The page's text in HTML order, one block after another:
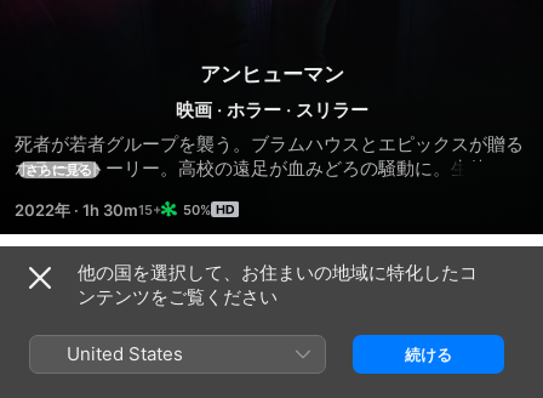
アンヒューマン
映画 · ホラー · スリラー
死者が若者グループを襲う。ブラムハウスとエピックスが贈る
ホラーストーリー。高校の遠足が血みどろの騒動に。生徒たち
信頼が試される。
さらに見る
2022年 · 1h 30m 50%
予告編
他の国を選択して、お住まいの地域に特化したコ
ンテンツをご覧ください
United States 続ける